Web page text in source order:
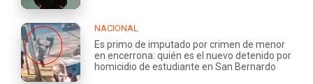
NACIONAL
Es primo de imputado por crimen de menor
en encerrona: quién es el nuevo detenido por
homicidio de estudiante en San Bernardo